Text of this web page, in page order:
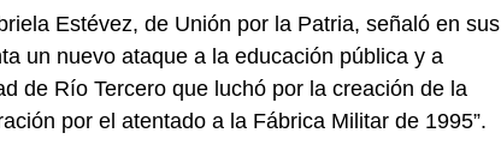
Estévez, de Unión por la Patria, señaló en sus
un nuevo ataque a la educación pública y a
de Río Tercero que luchó por la creación de la
por el atentado a la Fábrica Militar de 1995”.